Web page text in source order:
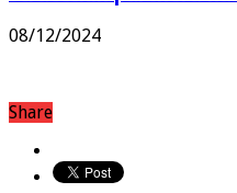
08/12/2024
Share